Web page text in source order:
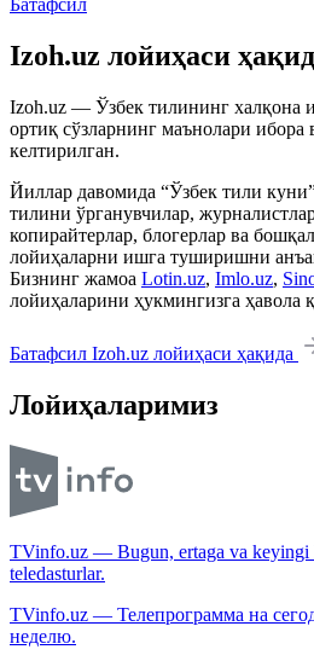
Izoh.uz лойиҳаси
Izoh.uz — Ўзбек тилининг халқона
ортиқ сўзларнинг маънолари ибора
келтирилган.
Йиллар давомида “Ўзбек тили
тилини ўрганувчилар,
копирайтерлар, блогерлар ва
лойиҳаларни ишга туширишни
Бизнинг жамоа Lotin.uz, Imlo.uz,
лойиҳаларини ҳукмингизга ҳавола
Батафсил Izoh.uz лойиҳаси ҳақида
Лойиҳаларимиз
TVinfo.uz — Bugun, ertaga va keyingi
teledasturlar.
TVinfo.uz — Телепрограмма на
неделю.